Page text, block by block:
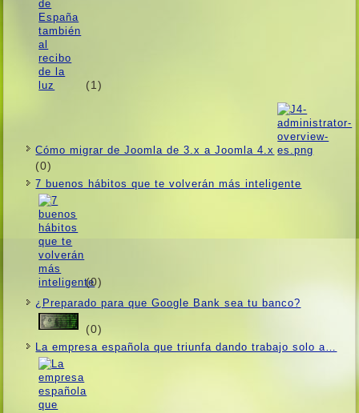
(1)
Cómo migrar de Joomla de 3.x a Joomla 4.x
(0)
7 buenos hábitos que te volverán más inteligente
(0)
¿Preparado para que Google Bank sea tu banco?
(0)
La empresa española que triunfa dando trabajo solo a…